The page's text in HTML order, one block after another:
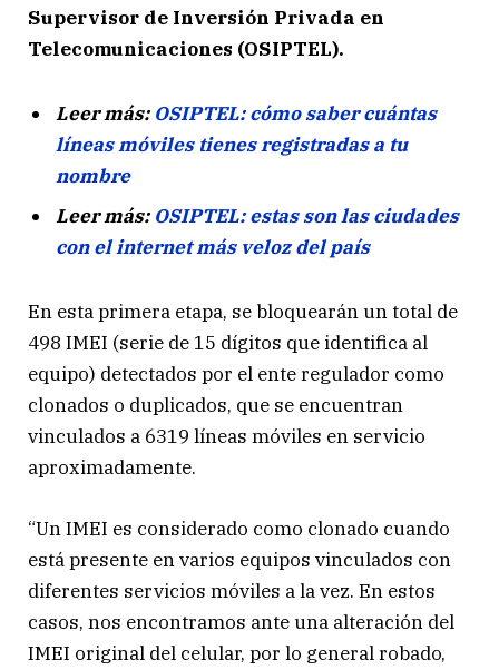
Supervisor de Inversión Privada en
Telecomunicaciones (OSIPTEL).
Leer más: OSIPTEL: cómo saber cuántas
líneas móviles tienes registradas a tu
nombre
Leer más: OSIPTEL: estas son las ciudades
con el internet más veloz del país
En esta primera etapa, se bloquearán un total de
498 IMEI (serie de 15 dígitos que identifica al
equipo) detectados por el ente regulador como
clonados o duplicados, que se encuentran
vinculados a 6319 líneas móviles en servicio
aproximadamente.
“Un IMEI es considerado como clonado cuando
está presente en varios equipos vinculados con
diferentes servicios móviles a la vez. En estos
casos, nos encontramos ante una alteración del
IMEI original del celular, por lo general robado,